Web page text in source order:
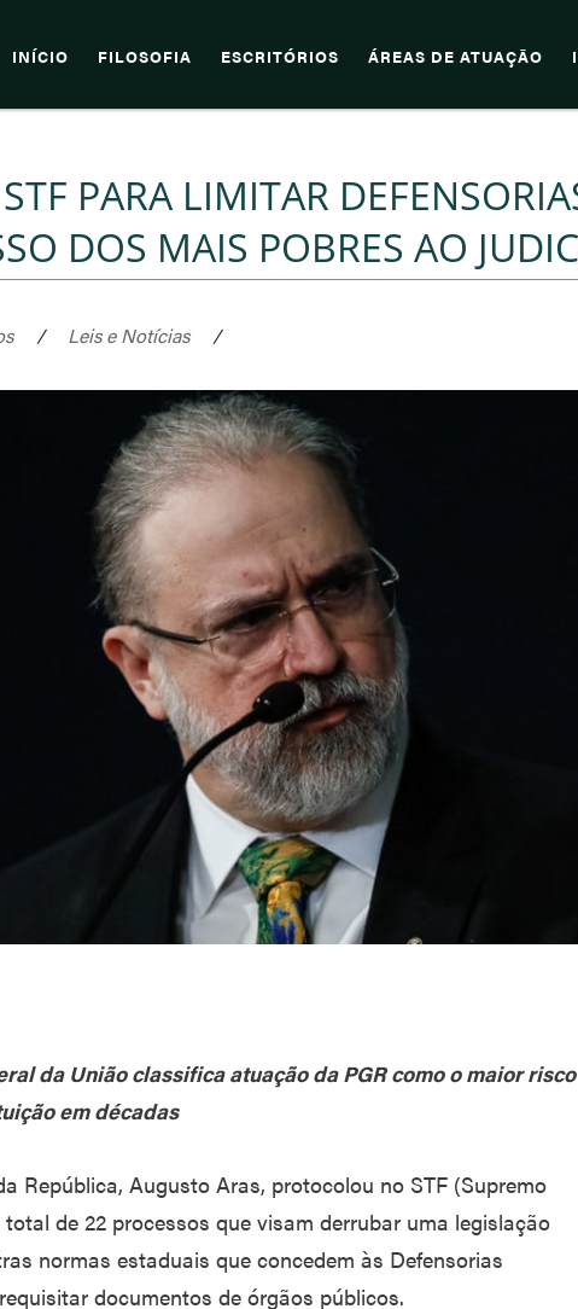
INÍCIO FILOSOFIA ESCRITÓRIOS ÁREAS DE ATUAÇÃO
PARA LIMITAR
DOS MAIS POBRES AO
/ Leis e Notícias /
da União classifica atuação da PGR como o maior risco
em décadas
República, Augusto Aras, protocolou no STF (Supremo
de 22 processos que visam derrubar uma legislação
normas estaduais que concedem às Defensorias
documentos de órgãos públicos.